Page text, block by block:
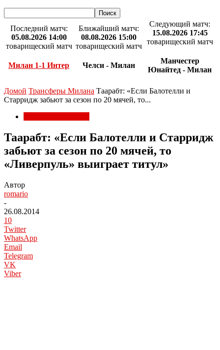
Последний матч:
05.08.2026 14:00
товарищеский матч
Милан 1-1 Интер
Ближайший матч:
08.08.2026 15:00
товарищеский матч
Челси - Милан
Следующий матч:
15.08.2026 17:45
товарищеский матч
Манчестер
Юнайтед - Милан
Домой Трансферы Милана Таарабт: «Если Балотелли и
Старридж забьют за сезон по 20 мячей, то...
Таарабт: «Если Балотелли и Старридж
забьют за сезон по 20 мячей, то
«Ливерпуль» выиграет титул»
Автор
romario
-
26.08.2014
10
Twitter
WhatsApp
Email
Telegram
VK
Viber